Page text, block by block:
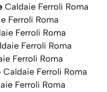
Caldaie Ferroli Roma
Ferroli Roma
Ferroli Roma
Ferroli Roma
Ferroli Roma
Caldaie Ferroli Roma
Ferroli Roma